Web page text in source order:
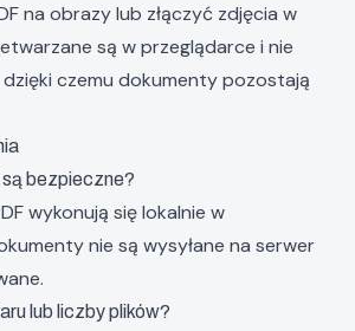
na obrazylub złączyć zdjęcia w
są w przeglądarce i nie
czemu dokumenty pozostają
bezpieczne?
wykonują się lokalnie w
nie są wysyłane na serwer
lub liczby plików?